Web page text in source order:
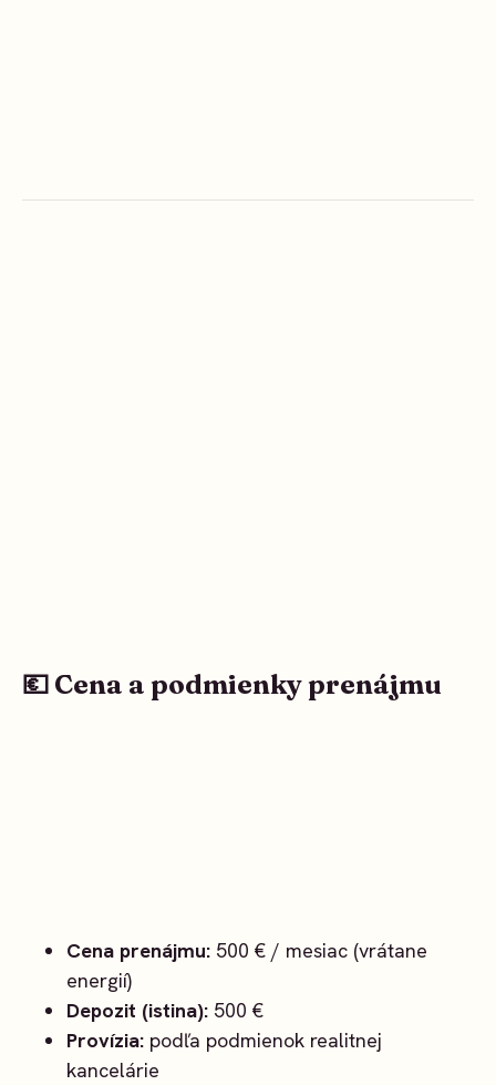
💶 Cena a podmienky prenájmu
Cena prenájmu: 500 € / mesiac (vrátane
energií)
Depozit (istina): 500 €
Provízia: podľa podmienok realitnej
kancelárie